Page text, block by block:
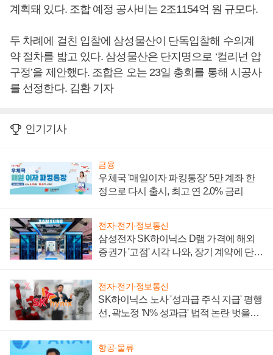
계획돼 있다. 조합 예정 공사비는 2조1154억 원 규모다.
두 차례에 걸친 입찰에 삼성물산이 단독입찰해 수의계
약 절차를 밟고 있다. 삼성물산은 단지명으로 ‘컬리넌 압
구정’을 제안했다. 조합은 오는 23일 총회를 통해 시공사
를 선정한다. 김환 기자
인기기사
금융
우체국 '매일이자 파킹통장' 5만 계좌 한
정으로 다시 출시, 최고 연 2.0% 금리
전자·전기·정보통신
삼성전자 SK하이닉스 D램 가격에 해외
증권가 '고점' 시각 나와, 장기 계약에 단점
전자·전기·정보통신
SK하이닉스 노사 '성과급 주식 지급' 평행
선, 곽노정 'N% 성과급' 법적 논란 벗을지
항공·물류